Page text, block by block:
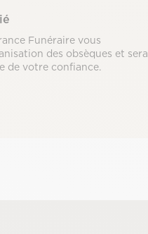
Funéraire vous
des obsèques et sera
de votre confiance.